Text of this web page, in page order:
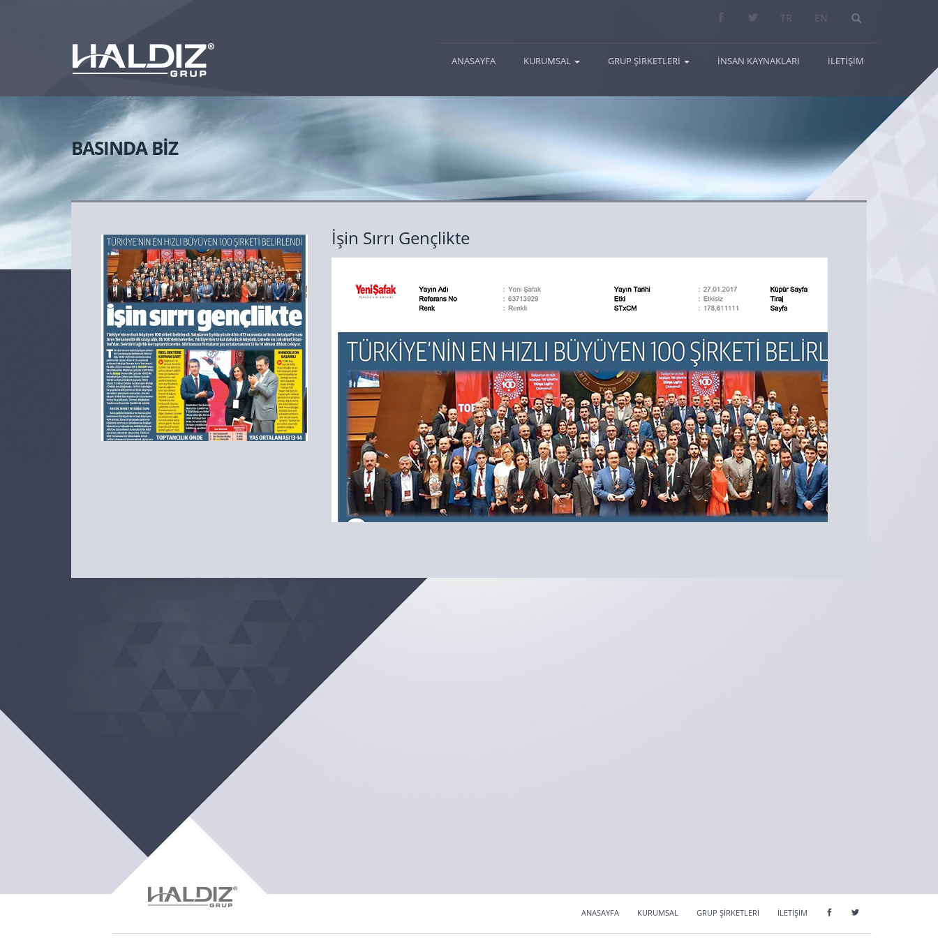
Arama...
TR EN
ANASAYFA(current)KURUMSAL GRUP ŞİRKETLERİ İNSAN KAYNAKLARI İLETİŞİM
BASINDA BİZ
İşin Sırrı Gençlikte
ANASAYFA KURUMSAL GRUP ŞİRKETLERİ İLETİŞİM